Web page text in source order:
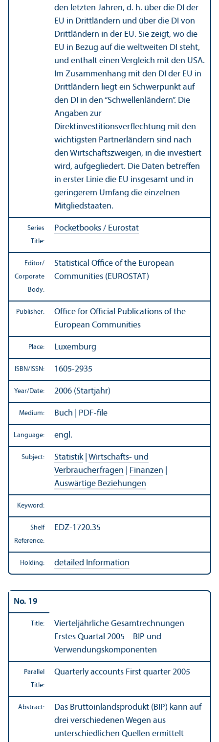
den letzten Jahren, d. h. über die DI der
EU in Drittländern und über die DI von
Drittländern in der EU. Sie zeigt, wo die
EU in Bezug auf die weltweiten DI steht,
und enthält einen Vergleich mit den USA.
Im Zusammenhang mit den DI der EU in
Drittländern liegt ein Schwerpunkt auf
den DI in den “Schwellenländern”. Die
Angaben zur
Direktinvestitionsverflechtung mit den
wichtigsten Partnerländern sind nach
den Wirtschaftszweigen, in die investiert
wird, aufgegliedert. Die Daten betreffen
in erster Linie die EU insgesamt und in
geringerem Umfang die einzelnen
Mitgliedstaaten.
Series
Title:
Pocketbooks / Eurostat
Editor/
Corporate
Body:
Statistical Office of the European
Communities (EUROSTAT)
Publisher:
Office for Official Publications of the
European Communities
Place: Luxemburg
ISBN/ISSN: 1605-2935
Year/Date: 2006 (Startjahr)
Medium: Buch | PDF-file
Language: engl.
Subject: Statistik| Wirtschafts- und
Verbraucherfragen
Finanzen
Auswärtige Beziehungen
Keyword:
Shelf
Reference:
EDZ-1720.35
Holding: detailed Information
No. 19
Title:
Vierteljährliche Gesamtrechnungen
Erstes Quartal 2005 – BIP und
Verwendungskomponenten
Parallel
Title:
Quarterly accounts First quarter 2005
Abstract:
Das Bruttoinlandsprodukt (BIP) kann auf
drei verschiedenen Wegen aus
unterschiedlichen Quellen ermittelt